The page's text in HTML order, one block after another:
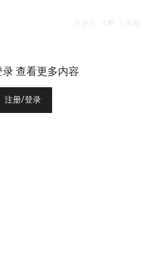
查看更多内容
注册/登录